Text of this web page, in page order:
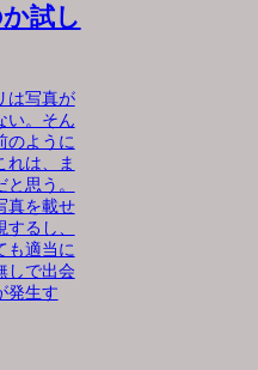
試し
は写真が
い。そん
のように
れは、ま
思う。
真を載せ
るし、
も適当に
しで出会
発生す